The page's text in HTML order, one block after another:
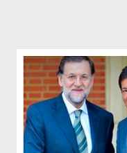
de ciudadanos, la
impuesto, sea por
un trabajo en su vida,
sagrada túnica de la
crear una paradoja, se